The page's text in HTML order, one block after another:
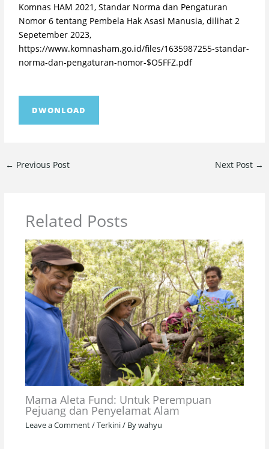
Komnas HAM 2021, Standar Norma dan Pengaturan
Nomor 6 tentang Pembela Hak Asasi Manusia, dilihat 2
Sepetember 2023,
https://www.komnasham.go.id/files/1635987255-standar-
norma-dan-pengaturan-nomor-$O5FFZ.pdf
DWONLOAD
← Previous Post Next Post →
Related Posts
Mama Aleta Fund: Untuk Perempuan
Pejuang dan Penyelamat Alam
Leave a Comment/Terkini/ Bywahyu